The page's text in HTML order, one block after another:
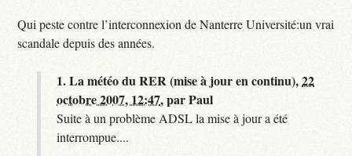
Qui peste contre l’interconnexion de Nanterre Université:un vrai
scandale depuis des années.
1.La météo du RER (mise à jour en continu),22
octobre 2007, 12:47,parPaul
Suite à un problème ADSL la mise à jour a été
interrompue....